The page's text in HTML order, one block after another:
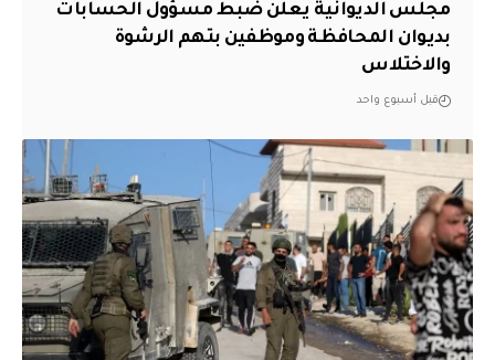
مجلس الديوانية يعلن ضبط مسؤول الحسابات
بديوان المحافظة وموظفين بتهم الرشوة
والاختلاس
قبل أسبوع واحد